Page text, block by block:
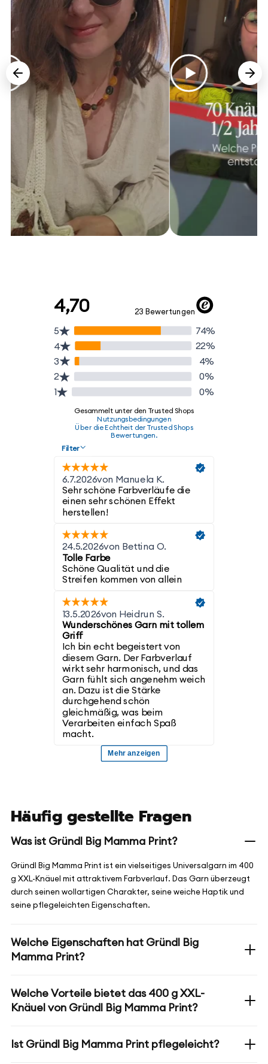
Häufig gestellte Fragen
Was ist Gründl Big Mamma Print?
Gründl Big Mamma Print ist ein vielseitiges Universalgarn im 400
g XXL-Knäuel mit attraktivem Farbverlauf. Das Garn überzeugt
durch seinen wollartigen Charakter, seine weiche Haptik und
seine pflegeleichten Eigenschaften.
Welche Eigenschaften hat Gründl Big
Mamma Print?
Welche Vorteile bietet das 400 g XXL-
Knäuel von Gründl Big Mamma Print?
Ist Gründl Big Mamma Print pflegeleicht?